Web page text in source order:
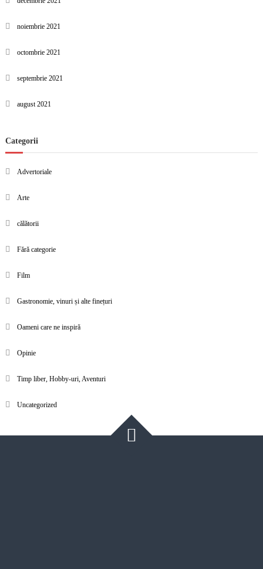
noiembrie 2021
octombrie 2021
septembrie 2021
august 2021
Categorii
Advertoriale
Arte
călătorii
Fără categorie
Film
Gastronomie, vinuri și alte finețuri
Oameni care ne inspiră
Opinie
Timp liber, Hobby-uri, Aventuri
Uncategorized